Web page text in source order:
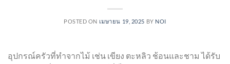
POSTED ON เมษายน 19, 2025 BY NOI
อุปกรณ์ครัวที่ทำจากไม้ เช่น เขียง ตะหลิว ช้อนและชาม ได้รับ